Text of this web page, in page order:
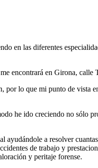
en las diferentes
encontrará en Girona, calle
por lo que mi punto de vista
he ido creciendo no sólo
a resolver
de trabajo y
y peritaje forense.